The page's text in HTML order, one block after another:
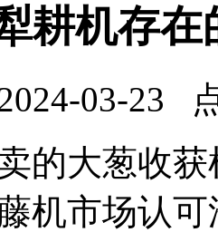
耕机存在
03-23
大葱收获
机市场认